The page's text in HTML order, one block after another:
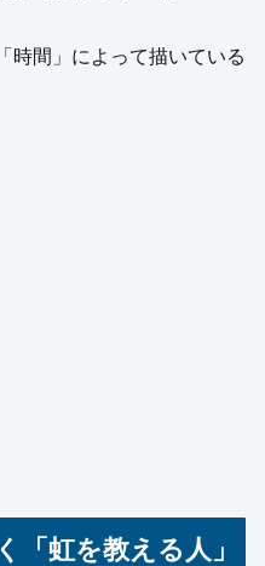
時間」によって描いている
「虹を教える人」